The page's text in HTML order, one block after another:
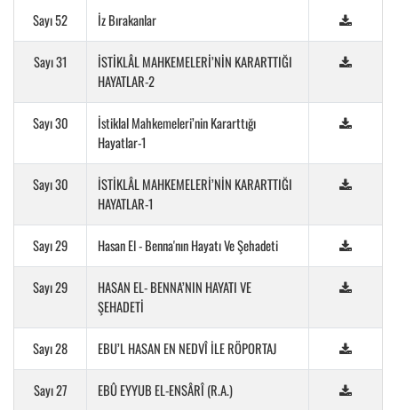
Sayı 52 İz Bırakanlar
Sayı 31
İSTİKLÂL MAHKEMELERİ’NİN KARARTTIĞI
HAYATLAR-2
Sayı 30
İstiklal Mahkemeleri’nin Kararttığı
Hayatlar-1
Sayı 30
İSTİKLÂL MAHKEMELERİ’NİN KARARTTIĞI
HAYATLAR-1
Sayı 29 Hasan El - Benna'nın Hayatı Ve Şehadeti
Sayı 29
HASAN EL- BENNA’NIN HAYATI VE
ŞEHADETİ
Sayı 28 EBU’L HASAN EN NEDVÎ İLE RÖPORTAJ
Sayı 27 EBÛ EYYUB EL-ENSÂRÎ (R.A.)